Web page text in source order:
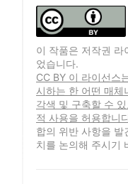
이 작품은 저작권
었습니다.
CC BY 이 라이선스
시하는 한 어떤 매체
각색 및 구축할 수
적 사용을 허용합니
합의 위반 사항을 발
치를 논의해 주시기